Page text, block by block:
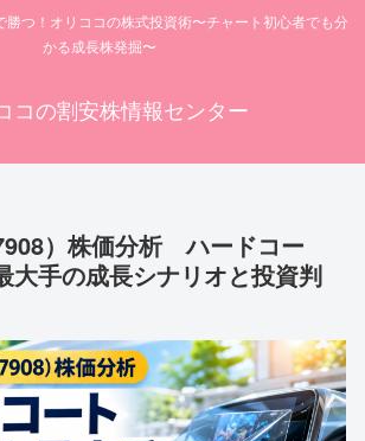
つ！オリココの株式投資術〜チャート初心者でも分
かる成長株発掘〜
コの割安株情報センター
）株価分析 ハードコー
大手の成長シナリオと投資判